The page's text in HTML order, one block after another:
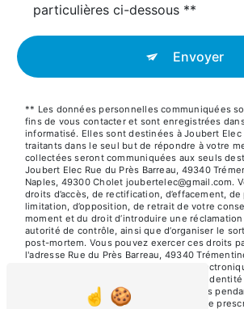
particulières ci-dessous **
Envoyer
** Les données personnelles communiquées
fins de vous contacter et sont enregistrées
informatisé. Elles sont destinées à Joubert
traitants dans le seul but de répondre à votre
collectées seront communiquées aux seuls
Joubert Elec Rue du Près Barreau, 49340
Naples, 49300 Cholet joubertelec@gmail.com.
droits d’accès, de rectification, d’effacement,
limitation, d’opposition, de retrait de votre
moment et du droit d’introduire une réclamation
autorité de contrôle, ainsi que d’organiser le
post-mortem. Vous pouvez exercer ces droits
l'adresse Rue du Près Barreau, 49340
Naples, 49300 Cholet ou par courrier
joubertelec@gmail.com. Un justificatif
demandé. Nous conservons vos données
prise de contact puis pendant la durée de